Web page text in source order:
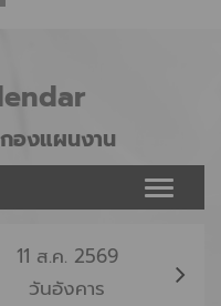
องแผนงาน
Toggle
11 ส.ค. 2569
วันอังคาร